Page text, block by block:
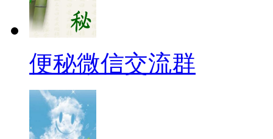
便秘微信交流群